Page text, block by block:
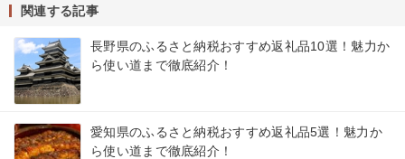
関連する記事
長野県のふるさと納税おすすめ返礼品10選！魅力か
ら使い道まで徹底紹介！
愛知県のふるさと納税おすすめ返礼品5選！魅力か
ら使い道まで徹底紹介！